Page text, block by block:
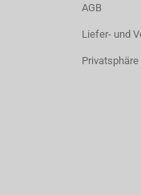
AGB
Liefer- und